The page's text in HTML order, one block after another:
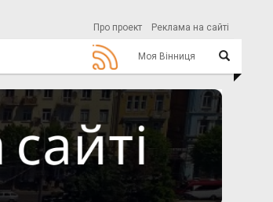
Про проект Реклама на сайті
Моя Вінниця